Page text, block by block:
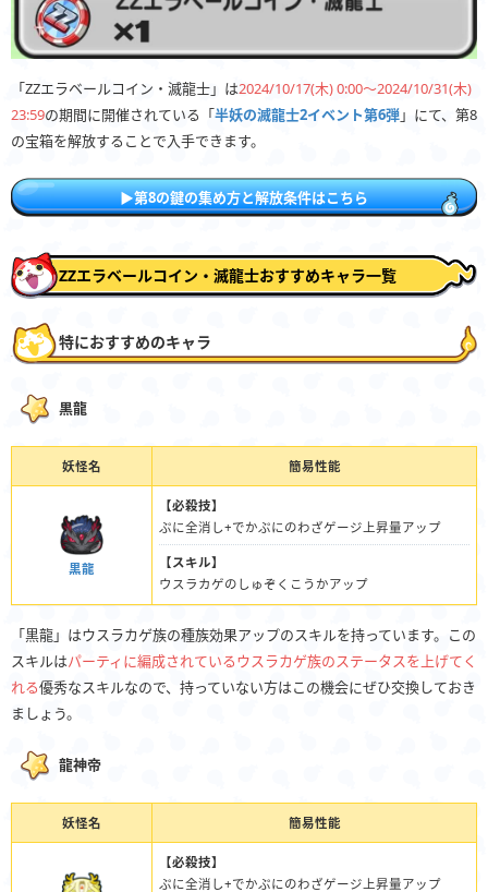
「ZZエラベールコイン・滅龍士」は2024/10/17(木) 0:00〜2024/10/31(木)
23:59の期間に開催されている「半妖の滅龍士2イベント第6弾」にて、第8
の宝箱を解放することで入手できます。
▶︎第8の鍵の集め方と解放条件はこちら
ZZエラベールコイン・滅龍士おすすめキャラ一覧
特におすすめのキャラ
黒龍
妖怪名 簡易性能
黒龍
【必殺技】
ぷに全消し+でかぷにのわざゲージ上昇量アップ
【スキル】
ウスラカゲのしゅぞくこうかアップ
「黒龍」はウスラカゲ族の種族効果アップのスキルを持っています。この
スキルはパーティに編成されているウスラカゲ族のステータスを上げてく
れる優秀なスキルなので、持っていない方はこの機会にぜひ交換しておき
ましょう。
龍神帝
妖怪名 簡易性能
【必殺技】
ぷに全消し+でかぷにのわざゲージ上昇量アップ